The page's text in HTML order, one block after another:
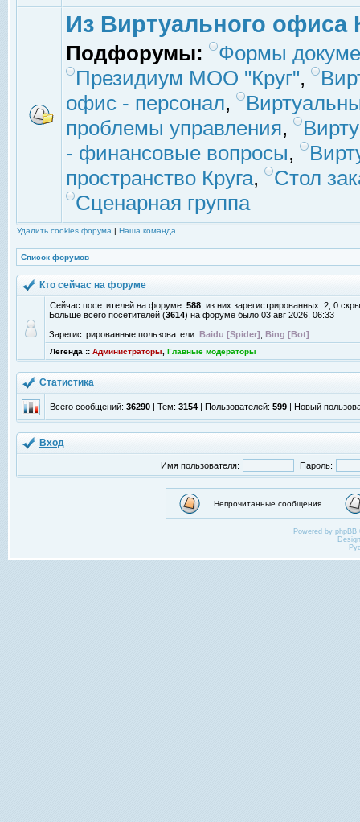
Из Виртуального офиса
Подфорумы:
Формы
Президиум МОО "Круг",
офис - персонал,
проблемы управления,
- финансовые вопросы,
пространство Круга,
Стол
Сценарная группа
Удалить cookies форума | Наша команда
Список форумов
Кто сейчас на форуме
Сейчас посетителей на форуме: 588 , из них зарегистрированных: 2, 0
Больше всего посетителей (3614) на форуме было 03 авг 2026, 06:33
Зарегистрированные пользователи: Baidu [Spider] Bing [Bot]
Легенда :: Администраторы Главные модераторы
Статистика
Всего сообщений: 36290 | Тем: 3154 | Пользователей: 599 | Новый
Вход
Имя пользователя: Пароль:
Непрочитанные сообщения
Powered by phpBB